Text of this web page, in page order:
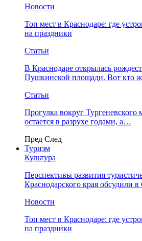
Новости
Топ мест в Краснодаре: где
на праздники
Статьи
В Краснодаре открылась
Пушкинской площади. Вот кто
Статьи
Прогулка вокруг Тургеневского
остается в разрухе годами, а…
Пред След
Туризм
Культура
Перспективы развития
Краснодарского края обсудили
Новости
Топ мест в Краснодаре: где
на праздники